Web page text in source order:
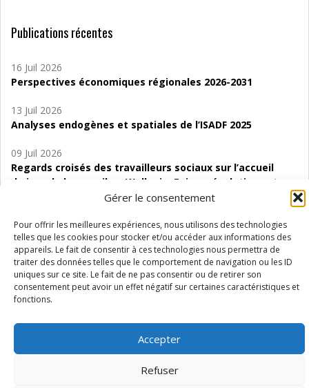
Gérer le consentement
Pour offrir les meilleures expériences, nous utilisons des technologies
telles que les cookies pour stocker et/ou accéder aux informations des
appareils. Le fait de consentir à ces technologies nous permettra de
traiter des données telles que le comportement de navigation ou les ID
uniques sur ce site. Le fait de ne pas consentir ou de retirer son
consentement peut avoir un effet négatif sur certaines caractéristiques et
fonctions.
Accepter
Refuser
Publications récentes
16 Juil 2026
Perspectives économiques régionales 2026-2031
13 Juil 2026
Analyses endogènes et spatiales de l’ISADF 2025
09 Juil 2026
Regards croisés des travailleurs sociaux sur l’accueil
de jour de bas seuil en Wallonie. Enjeux, évolutions et
06 Juil 2026
Étude d’évaluabilité des Structures
d’accompagnement à l’autocréation d’emploi (SAACE)
01 Juil 2026
Pénurie du personnel infirmier :quels indicateurs
Wallonie ?